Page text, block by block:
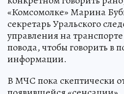
«Комсомолке» Марина
секретарь Уральского
управления на
повода, чтобы говорить в
информации.
В МЧС пока скептически